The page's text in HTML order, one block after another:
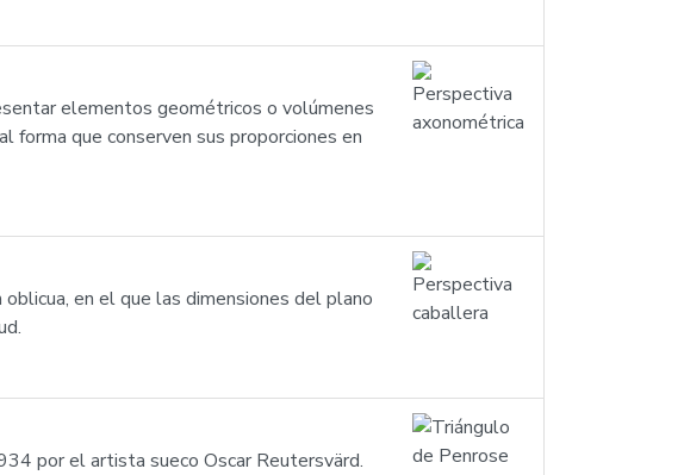
elementos geométricos o volúmenes
forma que conserven sus proporciones en
en el que las dimensiones del plano
por el artista sueco Oscar Reutersvärd.